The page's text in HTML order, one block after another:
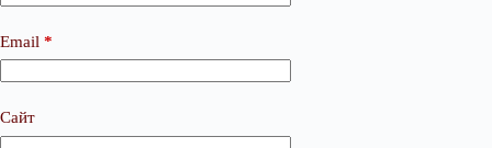
Email *
Сайт